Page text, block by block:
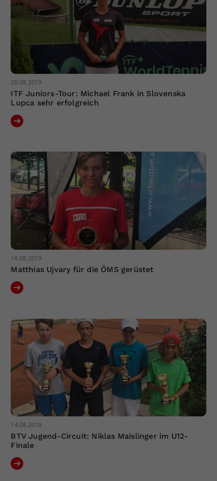
20.08.2019
ITF Juniors-Tour: Michael Frank in Slovenska
Lupca sehr erfolgreich
16.08.2019
Matthias Ujvary für die ÖMS gerüstet
14.08.2019
BTV Jugend-Circuit: Niklas Maislinger im U12-
Finale